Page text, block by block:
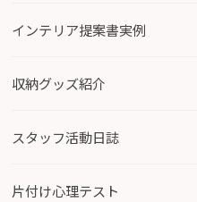
インテリア提案書実例
収納グッズ紹介
スタッフ活動日誌
片付け心理テスト